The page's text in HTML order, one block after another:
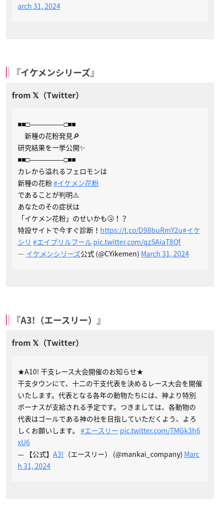
arch 31, 2024
『イケメンシリーズ』
■■□―――――□■■
新種の花粉発見🔎
研究結果を一挙公開✨️
■■□―――――□■■
カレから溢れるフェロモンは
新種の花粉#イケメン花粉
であることが判明⚠️
あなたのその症状は
「イケメン花粉」のせいかも🤧！？
特設サイトで今すぐ診断！ https://t.co/D98buRmY2u#イケ
シリ #エイプリルフール pic.twitter.com/qzSAiaT8Qf
— イケメンシリーズ公式 (@CYikemen) March 31, 2024
『A3!（エースリー）』
★A10! 干支レース大会開催のお知らせ★
干支タウンにて、十二の干支代表を決めるレース大会を開催
いたします。代表となる各年の動物たちには、神より特別
ボーナスが支給される予定です。つきましては、各動物の
代表はゴールである神の社を目指していただくよう、よろ
しくお願いします。 #エースリー pic.twitter.com/TMGk3h6
xU6
— 【公式】 A3! （エースリー） (@mankai_company) Marc
h 31, 2024